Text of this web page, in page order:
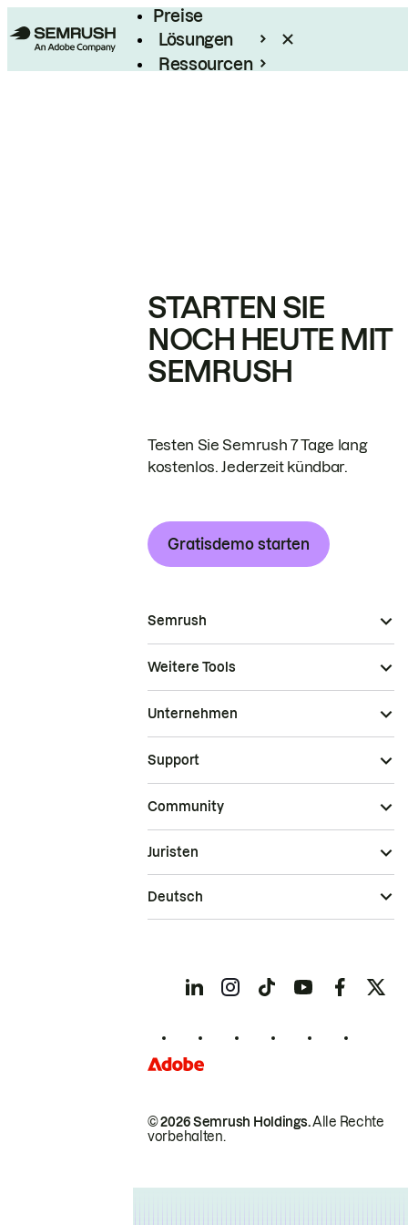
Preise
Lösungen
Ressourcen
STARTEN SIE
NOCH HEUTE MIT
SEMRUSH
Testen Sie Semrush 7 Tage lang
kostenlos. Jederzeit kündbar.
Gratisdemo starten
Semrush
Weitere Tools
Unternehmen
Support
Community
© 2026 Semrush Holdings.Alle Rechte
vorbehalten.
Juristen
Deutsch